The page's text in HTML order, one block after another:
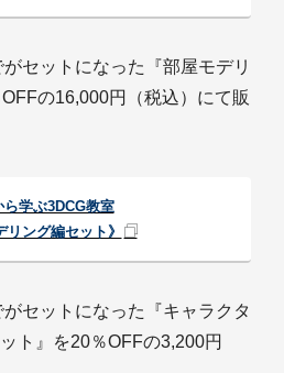
セットになった『部屋モデリ
の16,000円（税込）にて販
ら学ぶ3DCG教室
リング編セット》
セットになった『キャラクタ
ト』を20％OFFの3,200円